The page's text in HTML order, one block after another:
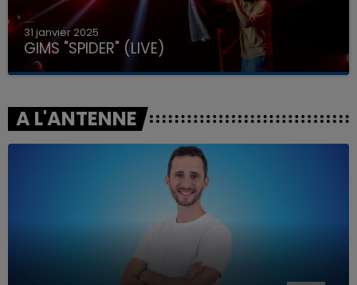
31 janvier 2025
GIMS "SPIDER" (LIVE)
A L'ANTENNE